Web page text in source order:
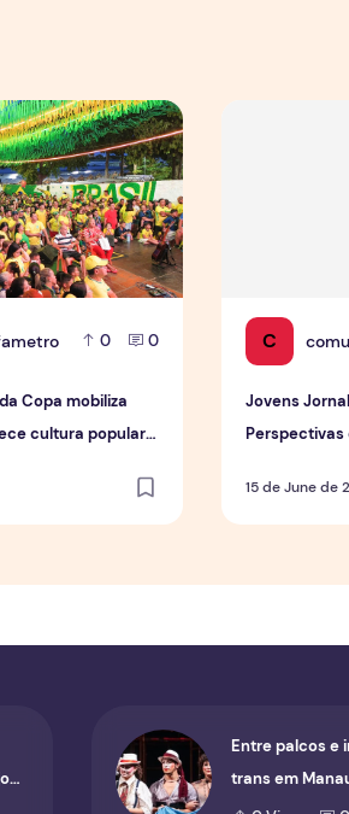
varejo de forma geral
0 0
Copa mobiliza
cultura popular
Copa mobiliza moradores e
C
Jovens
Perspectivas
15 de June de
Entre palcos e
trans em